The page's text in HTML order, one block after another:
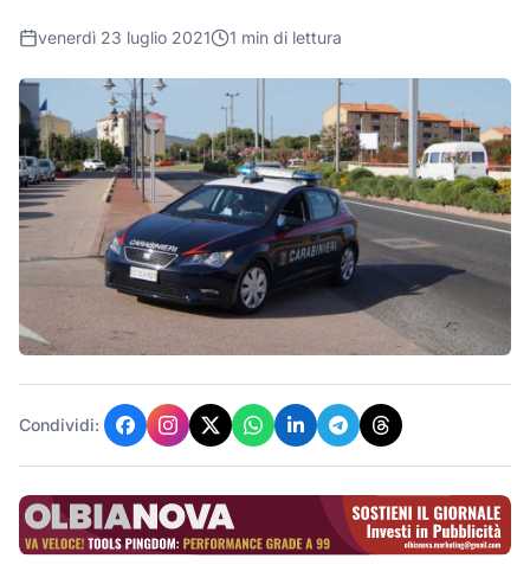
venerdì 23 luglio 2021 1 min di lettura
Condividi: